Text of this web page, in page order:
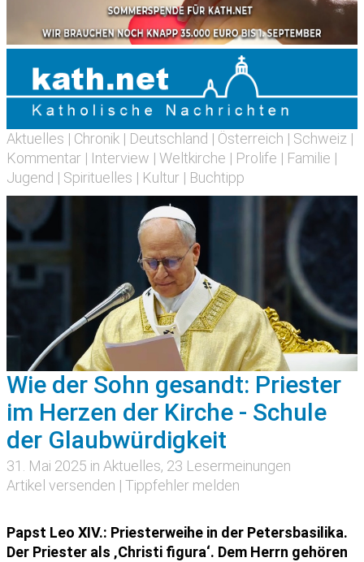
Aktuelles | Chronik | Deutschland | Österreich | Schweiz |
Kommentar | Interview | Weltkirche | Prolife | Familie |
Jugend | Spirituelles | Kultur | Buchtipp
Wie der Sohn gesandt: Priester
im Herzen der Kirche - Schule
der Glaubwürdigkeit
31. Mai 2025 in Aktuelles, 23 Lesermeinungen
Artikel versenden | Tippfehler melden
Papst Leo XIV.: Priesterweihe in der Petersbasilika.
Der Priester als ‚Christi figura‘. Dem Herrn gehören